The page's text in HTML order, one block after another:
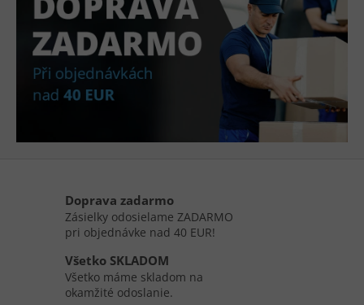
Doprava zadarmo
Zásielky odosielame ZADARMO
pri objednávke nad 40 EUR!
Všetko SKLADOM
Všetko máme skladom na
okamžité odoslanie.